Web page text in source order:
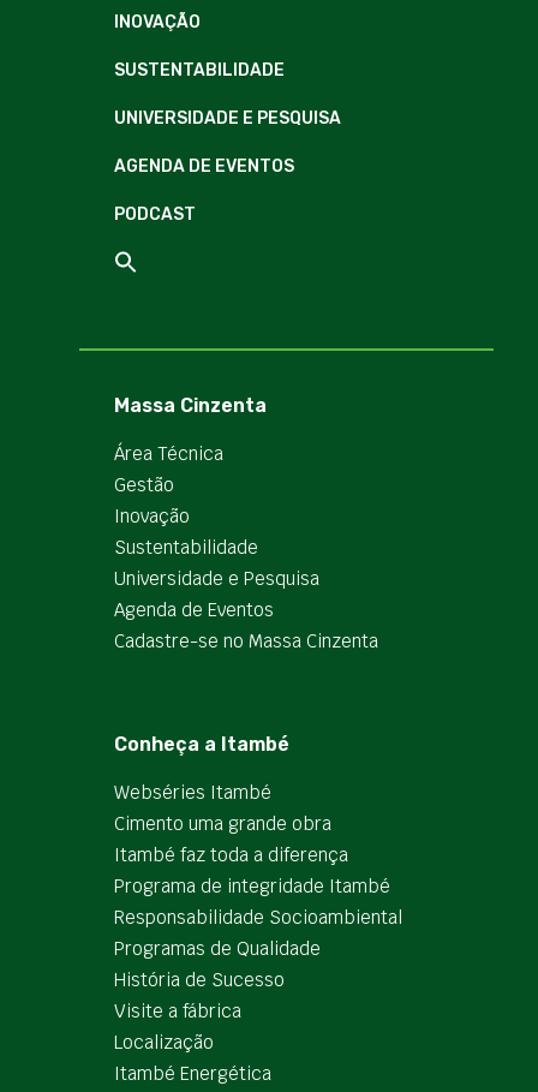
INOVAÇÃO
SUSTENTABILIDADE
UNIVERSIDADE E PESQUISA
AGENDA DE EVENTOS
PODCAST
Massa Cinzenta
Área Técnica
Gestão
Inovação
Sustentabilidade
Universidade e Pesquisa
Agenda de Eventos
Cadastre-se no Massa Cinzenta
Conheça a Itambé
Webséries Itambé
Cimento uma grande obra
Itambé faz toda a diferença
Programa de integridade Itambé
Responsabilidade Socioambiental
Programas de Qualidade
História de Sucesso
Visite a fábrica
Localização
Itambé Energética